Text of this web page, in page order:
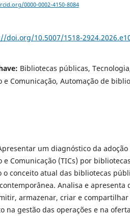
0000-0002-4150-8084
doi.org/10.5007/1518-
Bibliotecas públicas,
e Comunicação, Automação de
um diagnóstico da adoção
e Comunicação (TICs) por
o conceito atual das bibliotecas
Analisa e apresenta
armazenar, criar e
na gestão das operações e na